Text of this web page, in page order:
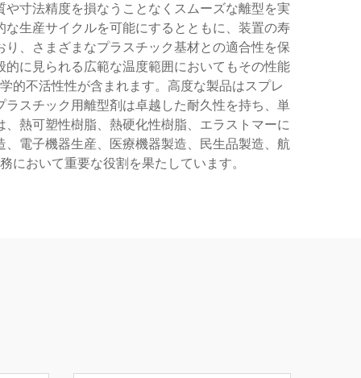
寸法精度を損なうことなくスムーズな離型を実
生産サイクルを可能にするとともに、装置の寿
、さまざまなプラスチック基材との適合性を保
に見られる広範な温度範囲においてもその性能
的不活性性が含まれます。高度な製品はスプレ
スチック用離型剤は卓越した耐久性を持ち、単
熱可塑性樹脂、熱硬化性樹脂、エラストマーに
電子機器生産、医療機器製造、民生品製造、航
おいて重要な役割を果たしています。